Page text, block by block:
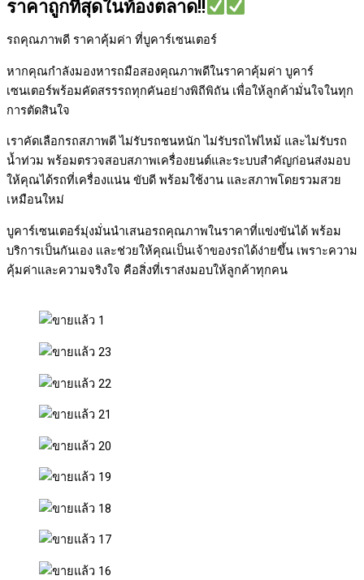
ราคาถูกที่สุดในท้องตลาด!!
รถคุณภาพดี ราคาคุ้มค่า ที่บูคาร์เซนเตอร์
หากคุณกำลังมองหารถมือสองคุณภาพดีในราคาคุ้มค่า บูคาร์
เซนเตอร์พร้อมคัดสรรรถทุกคันอย่างพิถีพิถัน เพื่อให้ลูกค้ามั่นใจในทุก
การตัดสินใจ
เราคัดเลือกรถสภาพดี ไม่รับรถชนหนัก ไม่รับรถไฟไหม้ และไม่รับรถ
น้ำท่วม พร้อมตรวจสอบสภาพเครื่องยนต์และระบบสำคัญก่อนส่งมอบ
ให้คุณได้รถที่เครื่องแน่น ขับดี พร้อมใช้งาน และสภาพโดยรวมสวย
เหมือนใหม่
บูคาร์เซนเตอร์มุ่งมั่นนำเสนอรถคุณภาพในราคาที่แข่งขันได้ พร้อม
บริการเป็นกันเอง และช่วยให้คุณเป็นเจ้าของรถได้ง่ายขึ้น เพราะความ
คุ้มค่าและความจริงใจ คือสิ่งที่เราส่งมอบให้ลูกค้าทุกคน